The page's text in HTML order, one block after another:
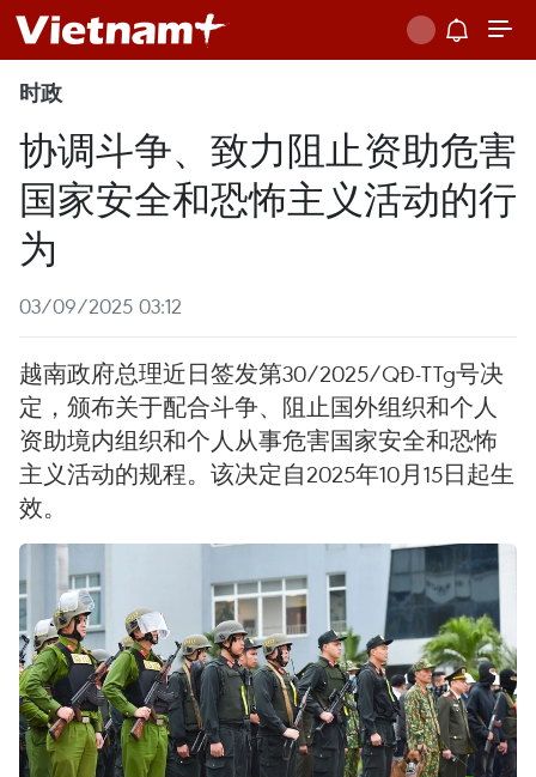
时政
协调斗争、致力阻止资助危害
国家安全和恐怖主义活动的行
为
03/09/2025 03:12
越南政府总理近日签发第30/2025/QĐ-TTg号决
定，颁布关于配合斗争、阻止国外组织和个人
资助境内组织和个人从事危害国家安全和恐怖
主义活动的规程。该决定自2025年10月15日起生
效。